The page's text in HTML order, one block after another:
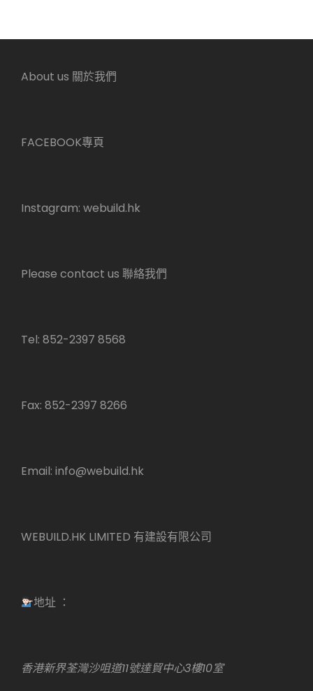
About us 關於我們
FACEBOOK專頁
Instagram: webuild.hk
Please contact us 聯絡我們
Tel: 852-2397 8568
Fax: 852-2397 8266
Email: info@webuild.hk
WEBUILD.HK LIMITED 有建設有限公司
地址 ：
香港新界荃灣沙咀道11號達貿中心3樓10室